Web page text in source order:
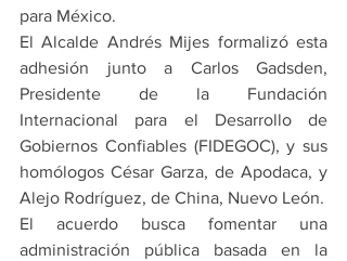
para México.
El Alcalde Andrés Mijes formalizó esta
adhesión junto a Carlos Gadsden,
Presidente de la Fundación
Internacional para el Desarrollo de
Gobiernos Confiables (FIDEGOC), y sus
homólogos César Garza, de Apodaca, y
Alejo Rodríguez, de China, Nuevo León.
El acuerdo busca fomentar una
administración pública basada en la